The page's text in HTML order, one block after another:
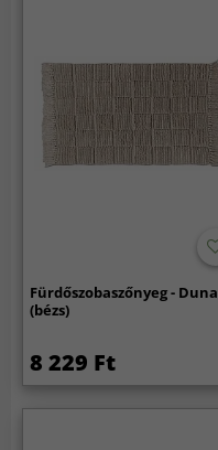
Fürdőszobaszőnyeg - Duna
(bézs)
8 229 Ft